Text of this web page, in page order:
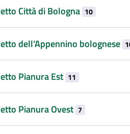
Città di Bologna 10
dell’Appennino bolognese
Pianura Est 11
Pianura Ovest 7